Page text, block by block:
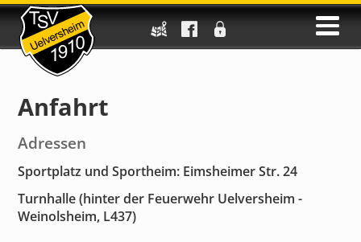
Anfahrt
Adressen
Sportplatz und Sportheim: Eimsheimer Str. 24
Turnhalle (hinter der Feuerwehr Uelversheim -
Weinolsheim, L437)